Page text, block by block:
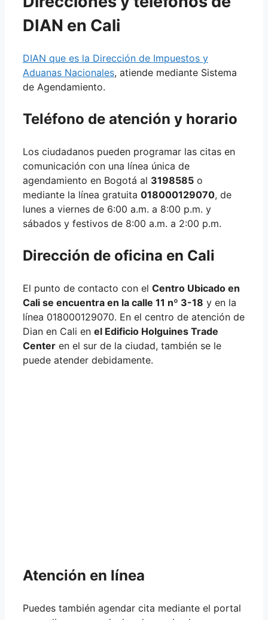
DIAN en Cali
DIAN que es la Dirección de Impuestos y
Aduanas Nacionales, atiende mediante Sistema
de Agendamiento.
Teléfono de atención y horario
Los ciudadanos pueden programar las citas en
comunicación con una línea única de
agendamiento en Bogotá al 3198585 o
mediante la línea gratuita 018000129070, de
lunes a viernes de 6:00 a.m. a 8:00 p.m. y
sábados y festivos de 8:00 a.m. a 2:00 p.m.
Dirección de oficina en Cali
El punto de contacto con el Centro Ubicado en
Cali se encuentra en la calle 11 nº 3-18 y en la
línea 018000129070. En el centro de atención de
Dian en Cali en el Edificio Holguines Trade
Center en el sur de la ciudad, también se le
puede atender debidamente.
Atención en línea
Puedes también agendar cita mediante el portal